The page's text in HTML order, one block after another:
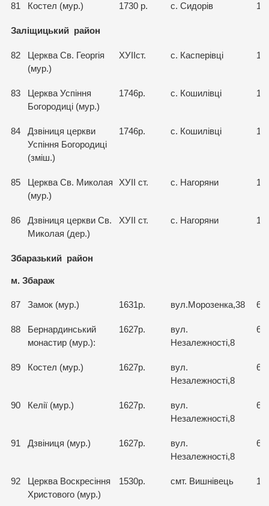
81 Костел (мур.) 1730 р. с. Сидорів
Заліщицький район
82
Церква Св. Георгія
(мур.)
ХУІІст. с. Касперівці
83
Церква Успіння
Богородиці (мур.)
1746р. с. Кошилівці
84
Дзвіниця церкви
Успіння Богородиці
(зміш.)
1746р. с. Кошилівці
85
Церква Св. Миколая
(мур.)
ХУІІ ст. с. Нагоряни
86
Дзвіниця церкви Св.
Миколая (дер.)
ХУІІ ст. с. Нагоряни
Збаразький район
м. Збараж
87 Замок (мур.) 1631р. вул.Морозенка,38
88
Бернардинський
монастир (мур.):
1627р.
вул.
Незалежності,8
89 Костел (мур.) 1627р.
вул.
Незалежності,8
90 Келії (мур.) 1627р.
вул.
Незалежності,8
91 Дзвіниця (мур.) 1627р.
вул.
Незалежності,8
92
Церква Воскресіння
Христового (мур.)
1530р. смт. Вишнівець